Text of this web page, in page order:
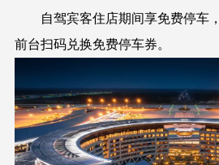
自驾宾客住店期间享免费停车
前台扫码兑换免费停车券。